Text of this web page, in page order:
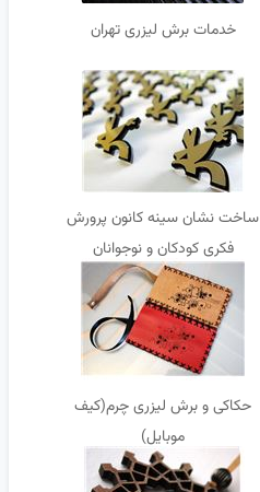
خدمات برش لیزری تهران
ساخت نشان سینه کانون پرورش
فکری کودکان و نوجوانان
حکاکی و برش لیزری چرم(کیف
موبایل)